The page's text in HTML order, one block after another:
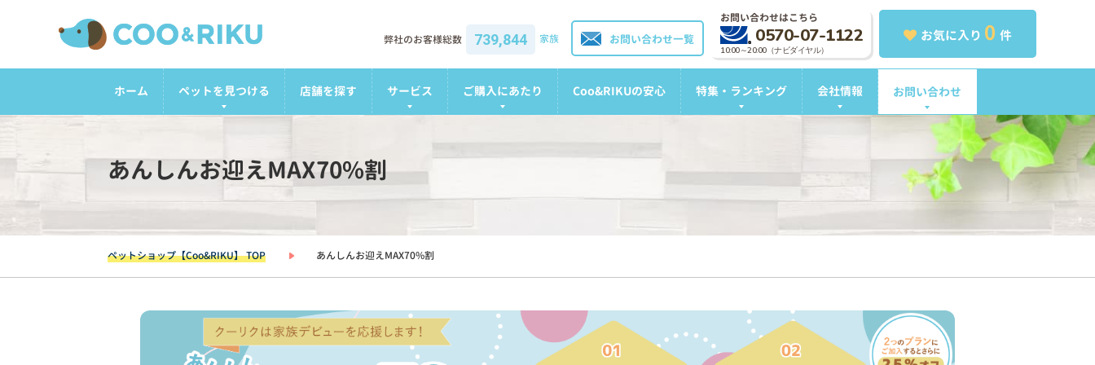
お気に入り 0 件
お問い合わせはこちら
0570-07-1122
10:00～20:00（ナビダイヤル）
お問い合わせ一覧
弊社のお客様総数 739,844 家族
ホーム ペットを見つける 店舗を探す サービス ご購入にあたり Coo&RIKUの安心 特集・ランキング 会社情報 お問い合わせ
あんしんお迎えMAX70%割
ペットショップ【Coo&RIKU】 TOP あんしんお迎えMAX70%割